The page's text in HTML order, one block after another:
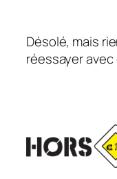
Désolé, mais
réessayer